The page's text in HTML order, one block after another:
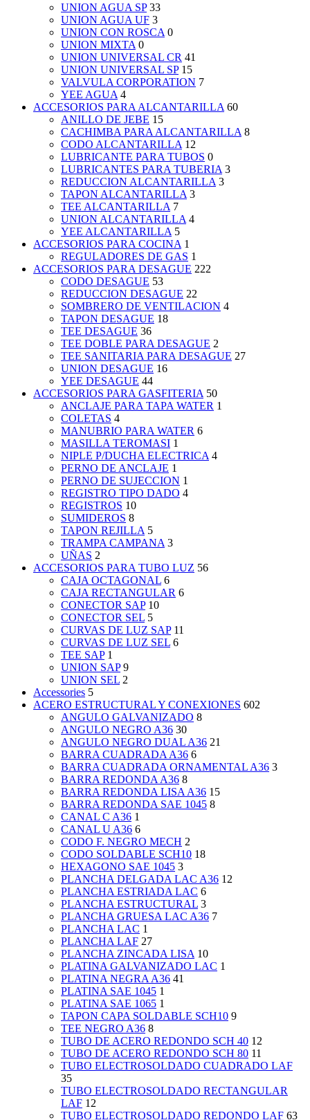
UNION AGUA SP 33
UNION AGUA UF 3
UNION CON ROSCA 0
UNION MIXTA 0
UNION UNIVERSAL CR 41
UNION UNIVERSAL SP 15
VALVULA CORPORATION 7
YEE AGUA 4
ACCESORIOS PARA ALCANTARILLA 60
ANILLO DE JEBE 15
CACHIMBA PARA ALCANTARILLA 8
CODO ALCANTARILLA 12
LUBRICANTE PARA TUBOS 0
LUBRICANTES PARA TUBERIA 3
REDUCCION ALCANTARILLA 3
TAPON ALCANTARILLA 3
TEE ALCANTARILLA 7
UNION ALCANTARILLA 4
YEE ALCANTARILLA 5
ACCESORIOS PARA COCINA 1
REGULADORES DE GAS 1
ACCESORIOS PARA DESAGUE 222
CODO DESAGUE 53
REDUCCION DESAGUE 22
SOMBRERO DE VENTILACION 4
TAPON DESAGUE 18
TEE DESAGUE 36
TEE DOBLE PARA DESAGUE 2
TEE SANITARIA PARA DESAGUE 27
UNION DESAGUE 16
YEE DESAGUE 44
ACCESORIOS PARA GASFITERIA 50
ANCLAJE PARA TAPA WATER 1
COLETAS 4
MANUBRIO PARA WATER 6
MASILLA TEROMASI 1
NIPLE P/DUCHA ELECTRICA 4
PERNO DE ANCLAJE 1
PERNO DE SUJECCION 1
REGISTRO TIPO DADO 4
REGISTROS 10
SUMIDEROS 8
TAPON REJILLA 5
TRAMPA CAMPANA 3
UÑAS 2
ACCESORIOS PARA TUBO LUZ 56
CAJA OCTAGONAL 6
CAJA RECTANGULAR 6
CONECTOR SAP 10
CONECTOR SEL 5
CURVAS DE LUZ SAP 11
CURVAS DE LUZ SEL 6
TEE SAP 1
UNION SAP 9
UNION SEL 2
Accessories 5
ACERO ESTRUCTURAL Y CONEXIONES 602
ANGULO GALVANIZADO 8
ANGULO NEGRO A36 30
ANGULO NEGRO DUAL A36 21
BARRA CUADRADA A36 6
BARRA CUADRADA ORNAMENTAL A36 3
BARRA REDONDA A36 8
BARRA REDONDA LISA A36 15
BARRA REDONDA SAE 1045 8
CANAL C A36 1
CANAL U A36 6
CODO F. NEGRO MECH 2
CODO SOLDABLE SCH10 18
HEXAGONO SAE 1045 3
PLANCHA DELGADA LAC A36 12
PLANCHA ESTRIADA LAC 6
PLANCHA ESTRUCTURAL 3
PLANCHA GRUESA LAC A36 7
PLANCHA LAC 1
PLANCHA LAF 27
PLANCHA ZINCADA LISA 10
PLATINA GALVANIZADO LAC 1
PLATINA NEGRA A36 41
PLATINA SAE 1045 1
PLATINA SAE 1065 1
TAPON CAPA SOLDABLE SCH10 9
TEE NEGRO A36 8
TUBO DE ACERO REDONDO SCH 40 12
TUBO DE ACERO REDONDO SCH 80 11
TUBO ELECTROSOLDADO CUADRADO LAF
35
TUBO ELECTROSOLDADO RECTANGULAR
LAF 12
TUBO ELECTROSOLDADO REDONDO LAF 63